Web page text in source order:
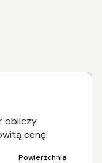
obliczy
cenę.
Powierzchnia